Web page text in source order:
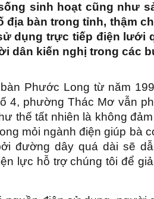
sinh hoạt cũng như
địa bàn trong tỉnh, thậm
dụng trực tiếp điện lưới
dân kiến nghị trong các
Phước Long từ năm
4, phường Thác Mơ vẫn
thế tất nhiên là không
mỏi ngành điện giúp bà
đường dây quá dài sẽ
lực hỗ trợ chúng tôi để